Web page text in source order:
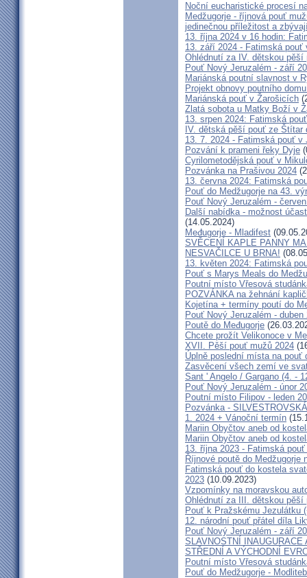
Noční eucharistické procesí
Medžugorje - říjnová pouť
jedinečnou příležitost a
13. října 2024 v 16 hodin:
13. září 2024 - Fatimská pouť
Ohlédnutí za IV. dětskou
Pouť Nový Jeruzalém - září
Mariánská poutní slavnost v
Projekt obnovy poutního
Mariánská pouť v Žarošicích
Zlatá sobota u Matky Boží v
13. srpen 2024: Fatimská
IV. dětská pěší pouť ze Štítar
13. 7. 2024 - Fatimská pouť
Pozvání k prameni řeky Dyje
Cyrilometodějská pouť v
Pozvánka na Prašivou 2024
13. června 2024: Fatimská
Pouť do Medžugorje na 43.
Pouť Nový Jeruzalém -
Další nabídka - možnost
(14.05.2024)
Međugorje - Mladifest
SVĚCENÍ KAPLE PANNY
NESVAČILCE U BRNA!
13. květen 2024: Fatimská
Pouť s Marys Meals do
Poutní místo Vřesová
POZVÁNKA na žehnání
Kojetína + termíny poutí do
Pouť Nový Jeruzalém - duben
Poutě do Međugorje
Chcete prožít Velikonoce v
XVII. Pěší pouť mužů 2024
Úplně poslední místa na pouť
Zasvěcení všech zemí ve
Sant ' Angelo / Gargano (4. -
Pouť Nový Jeruzalém - únor
Poutní místo Filipov - leden
Pozvánka -
1. 2024 + Vánoční termín
Mariin Obyčtov aneb od
Mariin Obyčtov aneb od
13. října 2023 - Fatimská
Říjnové poutě do Medžugorje
Fatimská pouť do kostela
2023 (10.09.2023)
Vzpomínky na moravskou
Ohlédnutí za III. dětskou pěší
Pouť k Pražskému Jezulátku
12. národní pouť přátel díla
Pouť Nový Jeruzalém - září
SLAVNOSTNÍ
STŘEDNÍ A VÝCHODNÍ
Poutní místo Vřesová
Pouť do Medžugorje -